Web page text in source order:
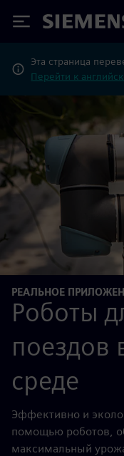
Siemens
Эта страница
Перейти к
РЕАЛЬНОЕ
Роботы
поездов
среде
Эффективно и
помощью роботов,
максимальный